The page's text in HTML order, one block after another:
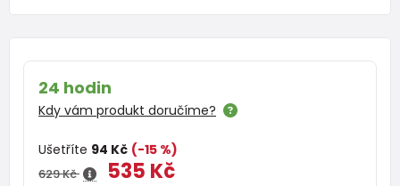
24 hodin
Kdy vám produkt doručíme?
Ušetříte 94 Kč (-15 %)
629 Kč 535 Kč